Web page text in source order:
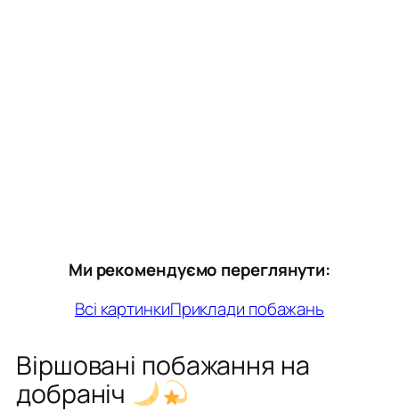
Ми рекомендуємо переглянути:
Всі картинкиПриклади побажань
Віршовані побажання на
добраніч